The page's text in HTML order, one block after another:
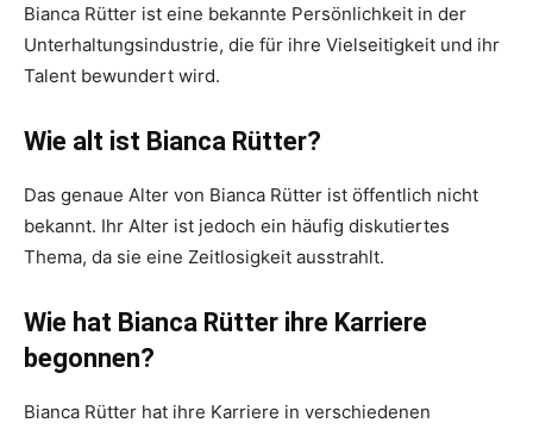
Bianca Rütter ist eine bekannte Persönlichkeit in der
Unterhaltungsindustrie, die für ihre Vielseitigkeit und ihr
Talent bewundert wird.
Wie alt ist Bianca Rütter?
Das genaue Alter von Bianca Rütter ist öffentlich nicht
bekannt. Ihr Alter ist jedoch ein häufig diskutiertes
Thema, da sie eine Zeitlosigkeit ausstrahlt.
Wie hat Bianca Rütter ihre Karriere
begonnen?
Bianca Rütter hat ihre Karriere in verschiedenen